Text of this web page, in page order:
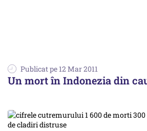
Publicat pe 12 Mar 2011
Un mort în Indonezia din